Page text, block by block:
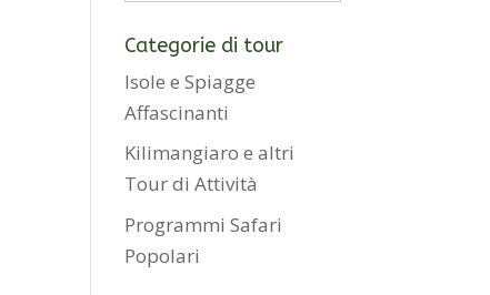
Categorie di tour
Isole e Spiagge
Affascinanti
Kilimangiaro e altri
Tour di Attività
Programmi Safari
Popolari